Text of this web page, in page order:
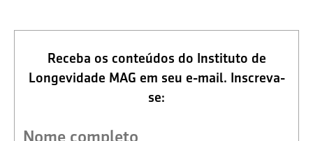
Receba os conteúdos do Instituto de
Longevidade MAG em seu e-mail. Inscreva-
se: